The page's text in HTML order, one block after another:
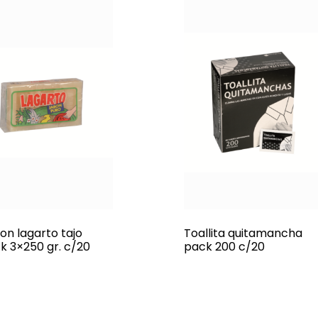
lagarto tajo
3×250 gr. c/20
Toallita quitamancha
pack 200 c/20